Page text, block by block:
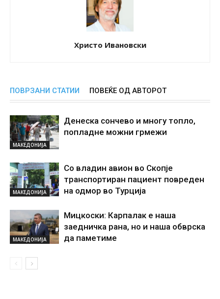
Христо Ивановски
ПОВРЗАНИ СТАТИИ ПОВЕЌЕ ОД АВТОРОТ
МАКЕДОНИЈА
Денеска сончево и многу топло,
попладне можни грмежи
МАКЕДОНИЈА
Со владин авион во Скопје
транспортиран пациент повреден
на одмор во Турција
МАКЕДОНИЈА
Мицкоски: Карпалак е наша
заедничка рана, но и наша обврска
да паметиме